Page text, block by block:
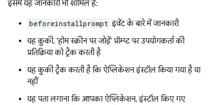
इसमें यह जानकारी भी शामिल है:
beforeinstallprompt इवेंट के बारे में जानकारी
यह कुकी, 'होम स्क्रीन पर जोड़ें' प्रॉम्प्ट पर उपयोगकर्ता की
प्रतिक्रिया को ट्रैक करती है
यह कुकी ट्रैक करती है कि ऐप्लिकेशन इंस्टॉल किया गया है या
नहीं
यह पता लगाना कि आपका ऐप्लिकेशन, इंस्टॉल किए गए